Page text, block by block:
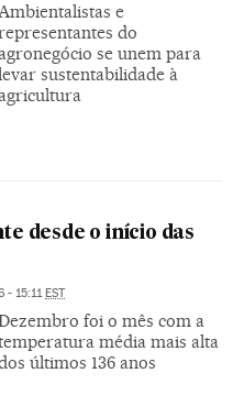
e
do
se unem para
sustentabilidade à
desde o início das
- 15:11 EST
foi o mês com a
média mais alta
últimos 136 anos